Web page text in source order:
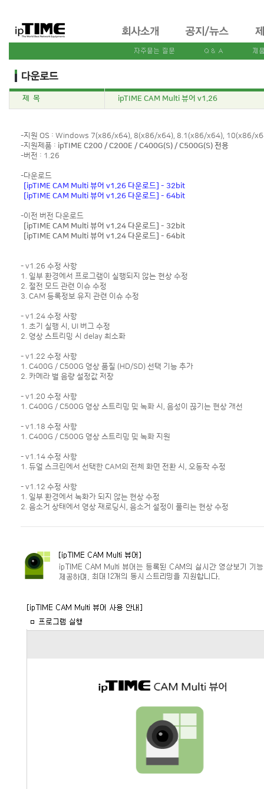
제 목 ipTIME CAM Multi 뷰어 v1.26
-지원 OS : Windows 7(x86/x64), 8(x86/x64), 8.1(x86/x64), 10(x86/
-지원제품 : ipTIME C200 / C200E / C400G(S) / C500G(S) 전용
-버전 : 1.26
-다운로드
[ipTIME CAM Multi 뷰어 v1.26 다운로드] - 32bit
[ipTIME CAM Multi 뷰어 v1.26 다운로드] - 64bit
-이전 버전 다운로드
[ipTIME CAM Multi 뷰어 v1.24 다운로드] - 32bit
[ipTIME CAM Multi 뷰어 v1.24 다운로드] - 64bit
- v1.26 수정 사항
1. 일부 환경에서 프로그램이 실행되지 않는 현상 수정
2. 절전 모드 관련 이슈 수정
3. CAM 등록정보 유지 관련 이슈 수정
- v1.24 수정 사항
1. 초기 실행 시, UI 버그 수정
2. 영상 스트리밍 시 delay 최소화
- v1.22 수정 사항
1. C400G / C500G 영상 품질 (HD/SD) 선택 기능 추가
2. 카메라 별 음량 설정값 저장
- v1.20 수정 사항
1. C400G / C500G 영상 스트리밍 및 녹화 시, 음성이 끊기는 현상 개선
- v1.18 수정 사항
1. C400G / C500G 영상 스트리밍 및 녹화 지원
- v1.14 수정 사항
1. 듀얼 스크린에서 선택한 CAM의 전체 화면 전환 시, 오동작 수정
- v1.12 수정 사항
1. 일부 환경에서 녹화가 되지 않는 현상 수정
2. 음소거 상태에서 영상 재로딩시, 음소거 설정이 풀리는 현상 수정